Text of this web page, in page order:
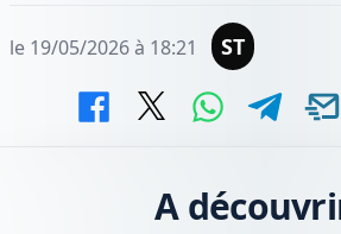
le 19/05/2026 à 18:21 ST
A